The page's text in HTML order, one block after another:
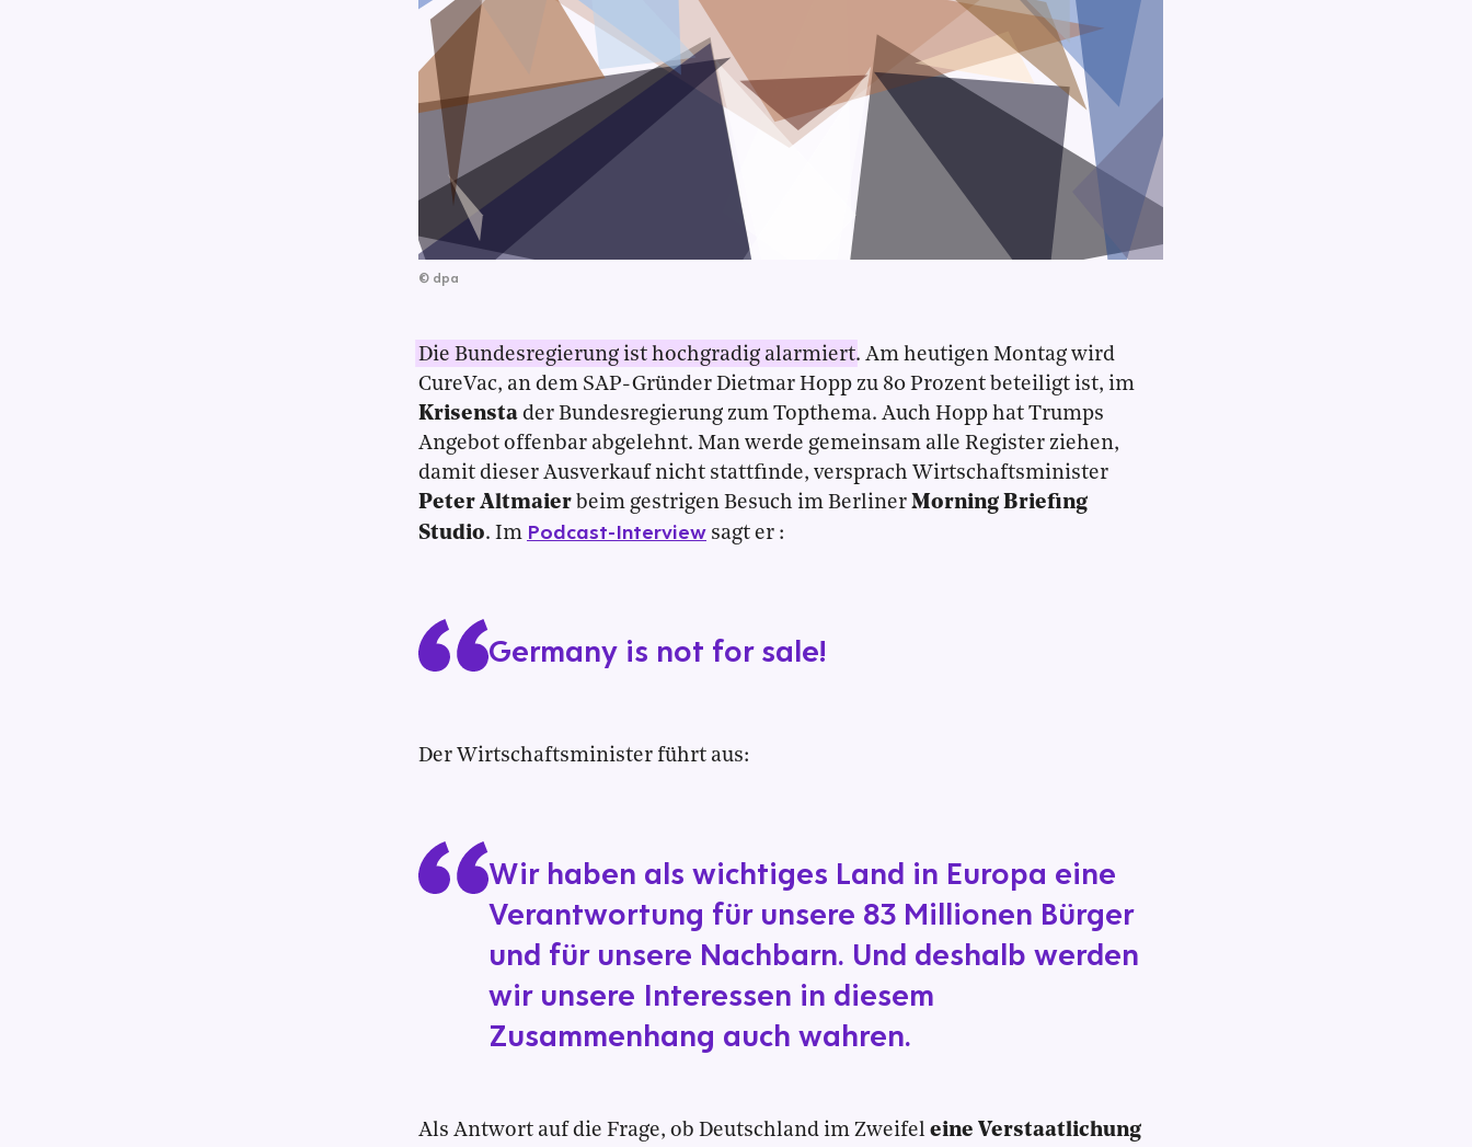
© dpa
Die Bundesregierung ist hochgradig alarmiert. Am heutigen Montag wird
CureVac, an dem SAP-Gründer Dietmar Hopp zu 80 Prozent beteiligt ist, im
Krisensta der Bundesregierung zum Topthema. Auch Hopp hat Trumps
Angebot offenbar abgelehnt. Man werde gemeinsam alle Register ziehen,
damit dieser Ausverkauf nicht stattfinde, versprach Wirtschaftsminister
Peter Altmaier beim gestrigen Besuch im Berliner Morning Briefing
Studio. Im Podcast-Interview sagt er :
Germany is not for sale!
Der Wirtschaftsminister führt aus:
Wir haben als wichtiges Land in Europa eine
Verantwortung für unsere 83 Millionen Bürger
und für unsere Nachbarn. Und deshalb werden
wir unsere Interessen in diesem
Zusammenhang auch wahren.
Als Antwort auf die Frage, ob Deutschland im Zweifel eine Verstaatlichung